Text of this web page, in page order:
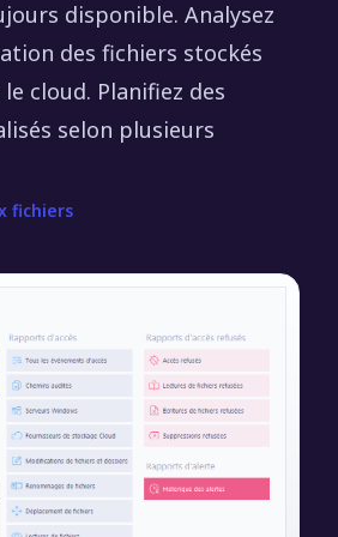
disponible. Analysez
des fichiers stockés
cloud. Planifiez des
selon plusieurs
fichiers